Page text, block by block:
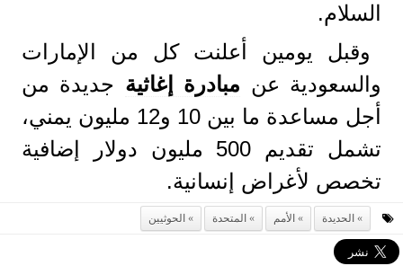
السلام.
وقبل يومين أعلنت كل من الإمارات
والسعودية عن مبادرة إغاثية جديدة من
أجل مساعدة ما بين 10 و12 مليون يمني،
تشمل تقديم 500 مليون دولار إضافية
تخصص لأغراض إنسانية.
الحديدة الأمم المتحدة الحوثيين